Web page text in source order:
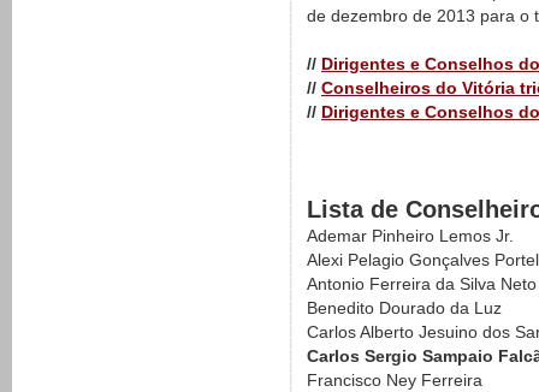
de dezembro de 2013 para o
// Dirigentes e Conselhos
// Conselheiros do Vitória
// Dirigentes e Conselhos
Lista de
Ademar Pinheiro Lemos Jr.
Alexi Pelagio Gonçalves
Antonio Ferreira da Silva Neto
Benedito Dourado da Luz
Carlos Alberto Jesuino dos
Carlos Sergio Sampaio
Francisco Ney Ferreira